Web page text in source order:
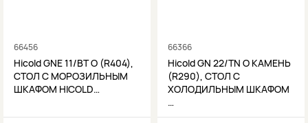
66456
Hicold GNE 11/BT O (R404),
СТОЛ С МОРОЗИЛЬНЫМ
ШКАФОМ HICOLD…
66366
Hicold GN 22/TN O КАМЕНЬ
(R290), СТОЛ С
ХОЛОДИЛЬНЫМ ШКАФОМ
…